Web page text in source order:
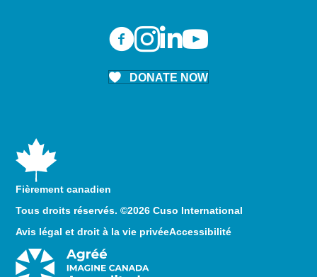
DONATE NOW
Fièrement canadien
Tous droits réservés. ©2026 Cuso International
Avis légal et droit à la vie privéeAccessibilité